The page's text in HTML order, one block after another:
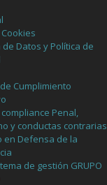
de Datos y Política de
Cumplimiento
Penal,
y conductas contrarias
en Defensa de la
de gestión GRUPO